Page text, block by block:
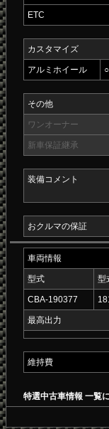
ETC
カスタマイズ
アルミホイール ○
その他
ワンオーナー
新車保証継承
装備コメント
おクルマの保証
車両情報
型式 型
CBA-190377
最高出力
維持費
特選中古車情報 一覧